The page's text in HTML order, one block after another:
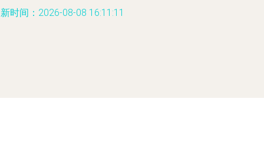
时间：2026-08-08 16:11:11